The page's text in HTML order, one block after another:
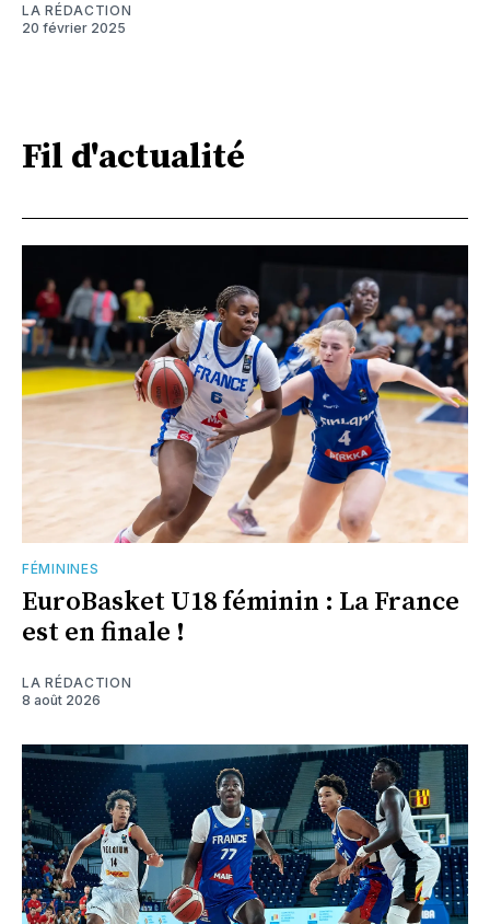
LA RÉDACTION
20 février 2025
Fil d'actualité
FÉMININES
EuroBasket U18 féminin : La France
est en finale !
LA RÉDACTION
8 août 2026